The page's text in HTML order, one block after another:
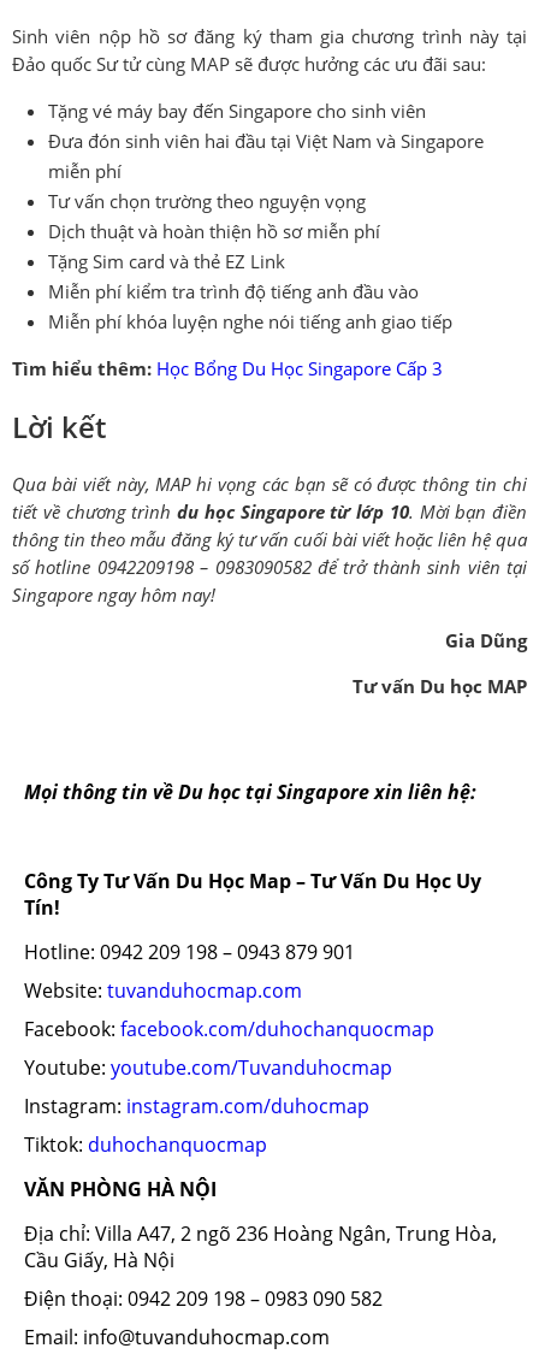
Sinh viên nộp hồ sơ đăng ký tham gia chương trình này tại
Đảo quốc Sư tử cùng MAP sẽ được hưởng các ưu đãi sau:
Tặng vé máy bay đến Singapore cho sinh viên
Đưa đón sinh viên hai đầu tại Việt Nam và Singapore
miễn phí
Tư vấn chọn trường theo nguyện vọng
Dịch thuật và hoàn thiện hồ sơ miễn phí
Tặng Sim card và thẻ EZ Link
Miễn phí kiểm tra trình độ tiếng anh đầu vào
Miễn phí khóa luyện nghe nói tiếng anh giao tiếp
Tìm hiểu thêm: Học Bổng Du Học Singapore Cấp 3
Lời kết
Qua bài viết này, MAP hi vọng các bạn sẽ có được thông tin chi
tiết về chương trình du học Singapore từ lớp 10. Mời bạn điền
thông tin theo mẫu đăng ký tư vấn cuối bài viết hoặc liên hệ qua
số hotline 0942209198 – 0983090582 để trở thành sinh viên tại
Singapore ngay hôm nay!
Gia Dũng
Tư vấn Du học MAP
Mọi thông tin về Du học tại Singapore xin liên hệ:
Công Ty Tư Vấn Du Học Map – Tư Vấn Du Học Uy
Tín!
Hotline: 0942 209 198 – 0943 879 901
Website: tuvanduhocmap.com
Facebook: facebook.com/duhochanquocmap
Youtube: youtube.com/Tuvanduhocmap
Instagram: instagram.com/duhocmap
Tiktok: duhochanquocmap
VĂN PHÒNG HÀ NỘI
Địa chỉ: Villa A47, 2 ngõ 236 Hoàng Ngân, Trung Hòa,
Cầu Giấy, Hà Nội
Điện thoại: 0942 209 198 – 0983 090 582
Email: info@tuvanduhocmap.com